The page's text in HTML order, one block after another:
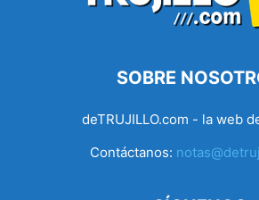
SOBRE
deTRUJILLO.com - la web
Contáctanos: